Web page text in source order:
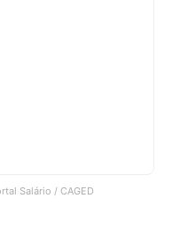
Salário / CAGED